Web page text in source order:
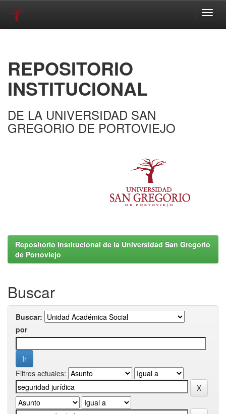
REPOSITORIO
INSTITUCIONAL
DE LA UNIVERSIDAD SAN
GREGORIO DE PORTOVIEJO
Repositorio Institucional de la Universidad San Gregorio
de Portoviejo
Buscar
Buscar:
por
Filtros actuales: